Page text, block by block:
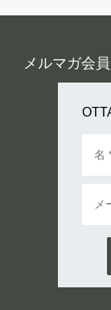
メルマガ会